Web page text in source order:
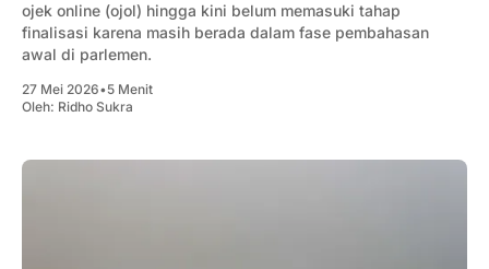
ojek online (ojol) hingga kini belum memasuki tahap
finalisasi karena masih berada dalam fase pembahasan
awal di parlemen.
27 Mei 2026•5 Menit
Oleh: Ridho Sukra